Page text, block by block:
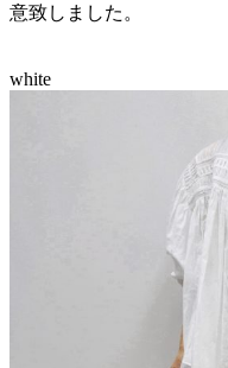
意致しました。
white